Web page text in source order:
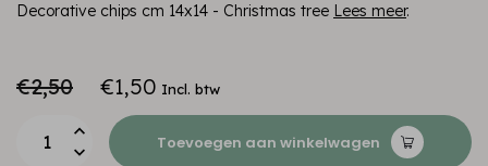
Decorative chips cm 14x14 - Christmas tree Lees meer.
€2,50 €1,50 Incl. btw
Toevoegen aan winkelwagen